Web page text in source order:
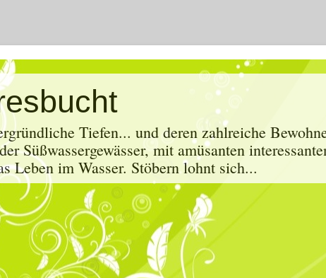
Tiefen... und deren zahlreiche
Süßwassergewässer, mit amüsanten
Leben im Wasser. Stöbern lohnt sich...